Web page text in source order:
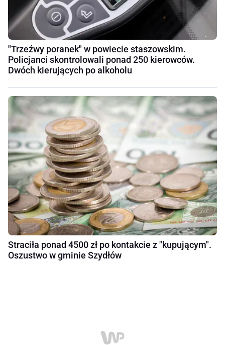
"Trzeźwy poranek" w powiecie staszowskim.
Policjanci skontrolowali ponad 250 kierowców.
Dwóch kierujących po alkoholu
Straciła ponad 4500 zł po kontakcie z "kupującym".
Oszustwo w gminie Szydłów